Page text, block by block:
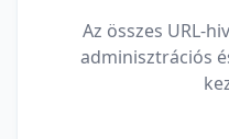
Az összes URL-
adminisztrációs